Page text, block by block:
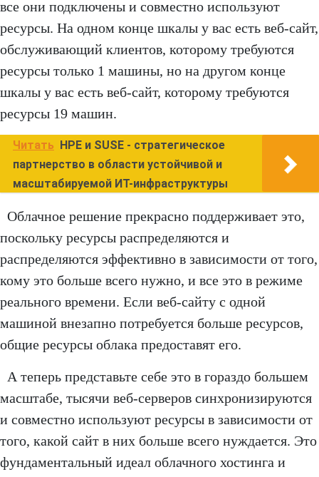
все они подключены и совместно используют
ресурсы. На одном конце шкалы у вас есть веб-сайт,
обслуживающий клиентов, которому требуются
ресурсы только 1 машины, но на другом конце
шкалы у вас есть веб-сайт, которому требуются
ресурсы 19 машин.
Читать
HPE и SUSE - стратегическое
партнерство в области устойчивой и
масштабируемой ИТ-инфраструктуры
Облачное решение прекрасно поддерживает это,
поскольку ресурсы распределяются и
распределяются эффективно в зависимости от того,
кому это больше всего нужно, и все это в режиме
реального времени. Если веб-сайту с одной
машиной внезапно потребуется больше ресурсов,
общие ресурсы облака предоставят его.
А теперь представьте себе это в гораздо большем
масштабе, тысячи веб-серверов синхронизируются
и совместно используют ресурсы в зависимости от
того, какой сайт в них больше всего нуждается. Это
фундаментальный идеал облачного хостинга и